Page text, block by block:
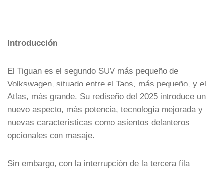
Introducción
El Tiguan es el segundo SUV más pequeño de
Volkswagen, situado entre el Taos, más pequeño, y el
Atlas, más grande. Su rediseño del 2025 introduce un
nuevo aspecto, más potencia, tecnología mejorada y
nuevas características como asientos delanteros
opcionales con masaje.
Sin embargo, con la interrupción de la tercera fila